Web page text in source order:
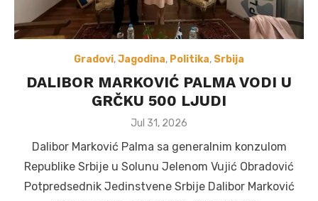
Gradovi,Jagodina, Politika, Srbija
DALIBOR MARKOVIĆ PALMA VODI U
GRČKU 500 LJUDI
Posted
Jul 31, 2026
Dalibor Marković Palma sa generalnim konzulom
Republike Srbije u Solunu Jelenom Vujić Obradović
Potpredsednik Jedinstvene Srbije Dalibor Marković